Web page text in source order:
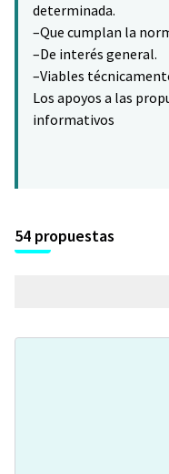
determinada.
–Que cumplan la
–De interés general.
–Viables
Los apoyos a las
informativos
54 propuestas